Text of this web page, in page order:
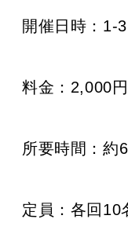
開催日時： 1-
料金： 2,000円
所要時間： 約
定員：各回10